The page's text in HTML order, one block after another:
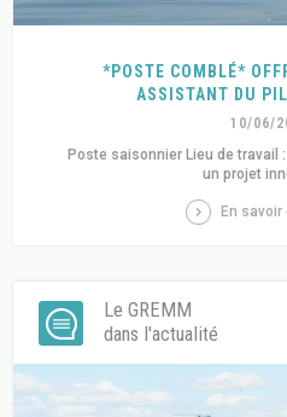
*POSTE COMBLÉ*
ASSISTANT DU
10/06/
Poste saisonnier Lieu de travail
un projet
En savoir
Le GREMM
dans l'actualité